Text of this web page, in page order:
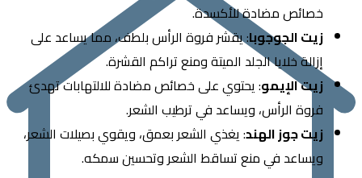
خصائص مضادة للأكسدة.
زيت الجوجوبا: يقشر فروة الرأس بلطف، مما يساعد على
إزالة خلايا الجلد الميتة ومنع تراكم القشرة.
زيت الإيمو: يحتوي على خصائص مضادة للالتهابات تهدئ
فروة الرأس، ويساعد في ترطيب الشعر.
زيت جوز الهند: يغذي الشعر بعمق، ويقوي بصيلات الشعر،
ويساعد في منع تساقط الشعر وتحسين سمكه.